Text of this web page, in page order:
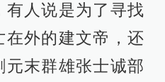
人说是为了寻找
外的建文帝，还
末群雄张士诚部